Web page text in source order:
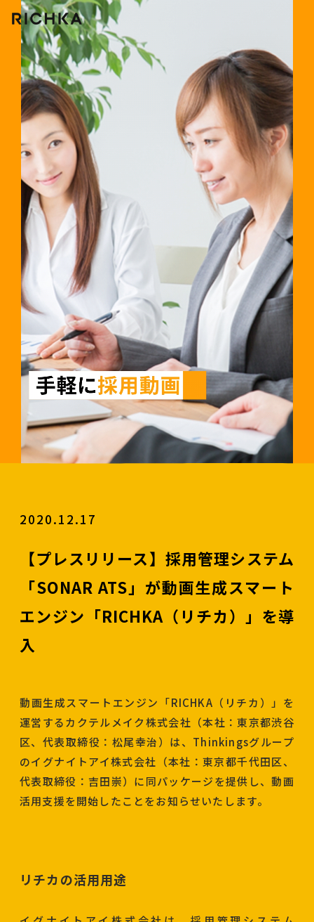
2020.12.17
【プレスリリース】採用管理システム
「SONAR ATS」が動画生成スマート
エンジン「RICHKA（リチカ）」を導
入
動画生成スマートエンジン「RICHKA（リチカ）」を
運営するカクテルメイク株式会社（本社：東京都渋谷
区、代表取締役：松尾幸治）は、Thinkingsグループ
のイグナイトアイ株式会社（本社：東京都千代田区、
代表取締役：吉田崇）に同パッケージを提供し、動画
活用支援を開始したことをお知らせいたします。
リチカの活用用途